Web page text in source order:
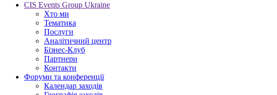
CIS Events Group Ukraine
Хто ми
Тематика
Послуги
Аналітичний центр
Бізнес-Клуб
Партнери
Контакти
Форуми та конференції
Календар заходів